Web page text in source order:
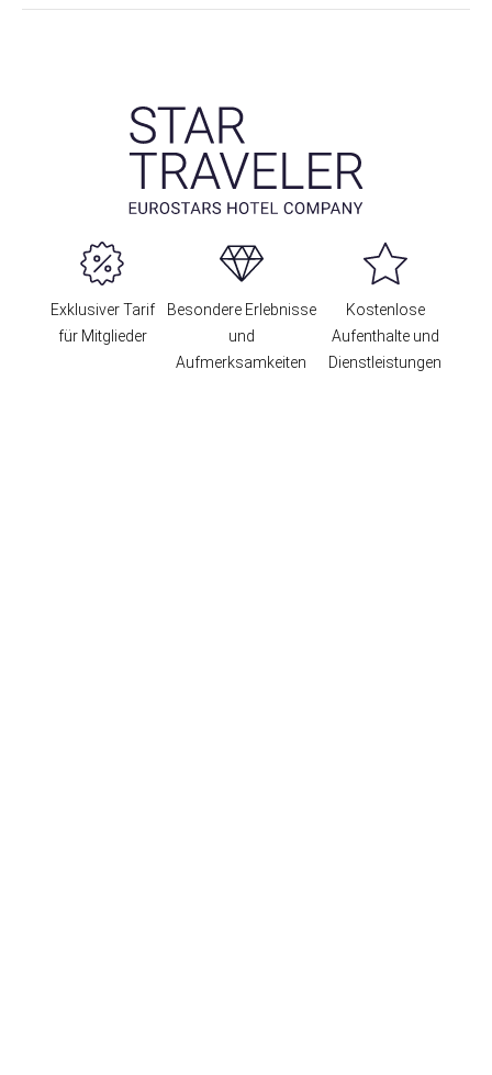
Exklusiver Tarif
für Mitglieder
Besondere Erlebnisse
und
Aufmerksamkeiten
Kostenlose
Aufenthalte und
Dienstleistungen